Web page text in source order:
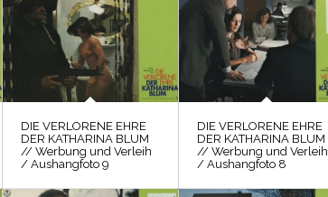
DIE VERLORENE EHRE
DER KATHARINA BLUM
// Werbung und Verleih
/ Aushangfoto 9
DIE VERLORENE EHRE
DER KATHARINA BLUM
// Werbung und Verleih
/ Aushangfoto 8